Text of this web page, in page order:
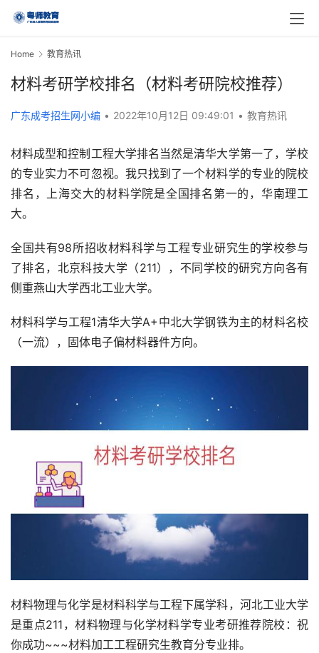
Home 教育热讯
材料考研学校排名（材料考研院校推荐）
广东成考招生网小编 • 2022年10月12日 09:49:01 • 教育热讯
材料成型和控制工程大学排名当然是清华大学第一了，学校
的专业实力不可忽视。我只找到了一个材料学的专业的院校
排名，上海交大的材料学院是全国排名第一的，华南理工
大。
全国共有98所招收材料科学与工程专业研究生的学校参与
了排名，北京科技大学（211），不同学校的研究方向各有
侧重燕山大学西北工业大学。
材料科学与工程1清华大学A+中北大学钢铁为主的材料名校
（一流），固体电子偏材料器件方向。
材料物理与化学是材料科学与工程下属学科，河北工业大学
是重点211，材料物理与化学材料学专业考研推荐院校：祝
你成功~~~材料加工工程研究生教育分专业排。